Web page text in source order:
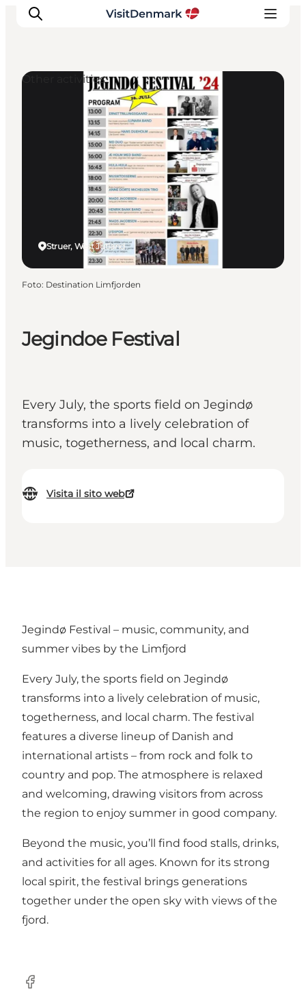
Ispirazioni
Dove andare
Cosa fare
Dove dormire
Pianifica il viaggio
Jegindoe Festival
Every July, the sports field on Jegindø
transforms into a lively celebration of
music, togetherness, and local charm.
Visita il sito web
Struer, West Jutland
Other activities
Foto: Destination Limfjorden
Jegindø Festival – music, community, and
summer vibes by the Limfjord
Every July, the sports field on Jegindø
transforms into a lively celebration of music,
togetherness, and local charm. The festival
features a diverse lineup of Danish and
international artists – from rock and folk to
country and pop. The atmosphere is relaxed
and welcoming, drawing visitors from across
the region to enjoy summer in good company.
Beyond the music, you’ll find food stalls, drinks,
and activities for all ages. Known for its strong
local spirit, the festival brings generations
together under the open sky with views of the
fjord.
Facebook